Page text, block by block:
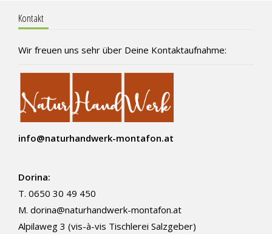
Kontakt
Wir freuen uns sehr über Deine Kontaktaufnahme:
info@naturhandwerk-montafon.at
Dorina:
T. 0650 30 49 450
M. dorina@naturhandwerk-montafon.at
Alpilaweg 3 (vis-à-vis Tischlerei Salzgeber)